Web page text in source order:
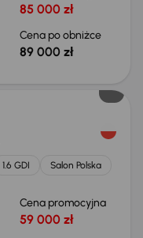
85 000 zł
Cena po obniżce
89 000 zł
1.6 GDI
Salon Polska
Cena promocyjna
59 000 zł